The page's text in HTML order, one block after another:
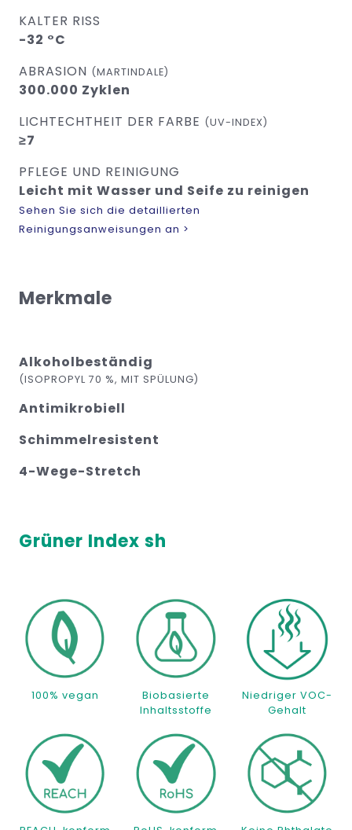
KALTER RISS
-32 °C
ABRASION (MARTINDALE)
300.000 Zyklen
LICHTECHTHEIT DER FARBE (UV-INDEX)
≥7
PFLEGE UND REINIGUNG
Leicht mit Wasser und Seife zu reinigen
Sehen Sie sich die detaillierten
Reinigungsanweisungen an >
Merkmale
Alkoholbeständig
(ISOPROPYL 70 %, MIT SPÜLUNG)
Antimikrobiell
Schimmelresistent
4-Wege-Stretch
Grüner Index sh
100% vegan
Biobasierte
Inhaltsstoffe
Niedriger VOC-
Gehalt